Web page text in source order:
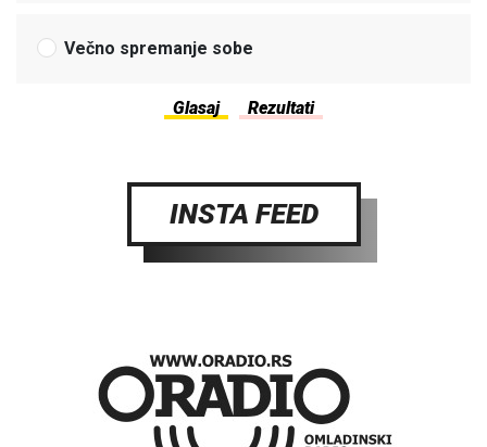
Večno spremanje sobe
INSTA FEED